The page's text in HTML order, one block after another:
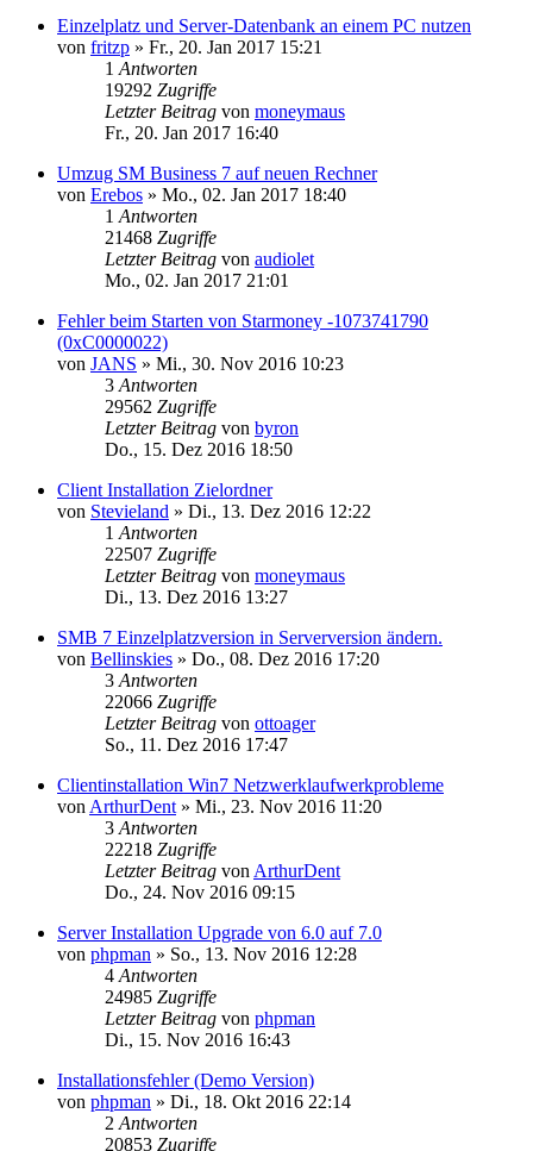
Einzelplatz und Server-Datenbank an einem PC nutzen
von fritzp » Fr., 20. Jan 2017 15:21
1 Antworten
19292 Zugriffe
Letzter Beitrag von moneymaus
Fr., 20. Jan 2017 16:40
Umzug SM Business 7 auf neuen Rechner
von Erebos » Mo., 02. Jan 2017 18:40
1 Antworten
21468 Zugriffe
Letzter Beitrag von audiolet
Mo., 02. Jan 2017 21:01
Fehler beim Starten von Starmoney -1073741790
(0xC0000022)
von JANS » Mi., 30. Nov 2016 10:23
3 Antworten
29562 Zugriffe
Letzter Beitrag von byron
Do., 15. Dez 2016 18:50
Client Installation Zielordner
von Stevieland » Di., 13. Dez 2016 12:22
1 Antworten
22507 Zugriffe
Letzter Beitrag von moneymaus
Di., 13. Dez 2016 13:27
SMB 7 Einzelplatzversion in Serverversion ändern.
von Bellinskies » Do., 08. Dez 2016 17:20
3 Antworten
22066 Zugriffe
Letzter Beitrag von ottoager
So., 11. Dez 2016 17:47
Clientinstallation Win7 Netzwerklaufwerkprobleme
von ArthurDent » Mi., 23. Nov 2016 11:20
3 Antworten
22218 Zugriffe
Letzter Beitrag von ArthurDent
Do., 24. Nov 2016 09:15
Server Installation Upgrade von 6.0 auf 7.0
von phpman » So., 13. Nov 2016 12:28
4 Antworten
24985 Zugriffe
Letzter Beitrag von phpman
Di., 15. Nov 2016 16:43
Installationsfehler (Demo Version)
von phpman » Di., 18. Okt 2016 22:14
2 Antworten
20853 Zugriffe